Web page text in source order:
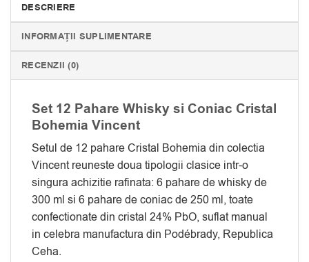
DESCRIERE
INFORMAȚII SUPLIMENTARE
RECENZII (0)
Set 12 Pahare Whisky si Coniac Cristal
Bohemia Vincent
Setul de 12 pahare Cristal Bohemia din colectia
Vincent reuneste doua tipologii clasice intr-o
singura achizitie rafinata: 6 pahare de whisky de
300 ml si 6 pahare de coniac de 250 ml, toate
confectionate din cristal 24% PbO, suflat manual
in celebra manufactura din Podébrady, Republica
Ceha.